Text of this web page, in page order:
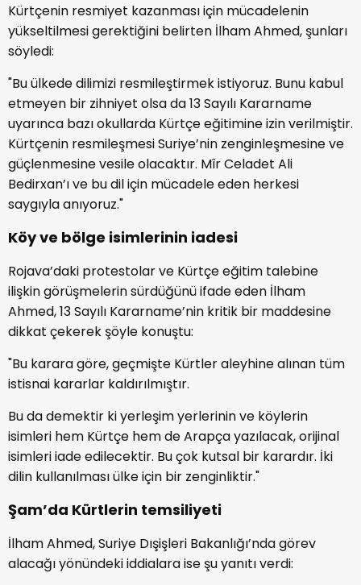
Kürtçenin resmiyet kazanması için mücadelenin
yükseltilmesi gerektiğini belirten İlham Ahmed, şunları
söyledi:
"Bu ülkede dilimizi resmileştirmek istiyoruz. Bunu kabul
etmeyen bir zihniyet olsa da 13 Sayılı Kararname
uyarınca bazı okullarda Kürtçe eğitimine izin verilmiştir.
Kürtçenin resmileşmesi Suriye’nin zenginleşmesine ve
güçlenmesine vesile olacaktır. Mîr Celadet Ali
Bedirxan’ı ve bu dil için mücadele eden herkesi
saygıyla anıyoruz."
Köy ve bölge isimlerinin iadesi
Rojava’daki protestolar ve Kürtçe eğitim talebine
ilişkin görüşmelerin sürdüğünü ifade eden İlham
Ahmed, 13 Sayılı Kararname’nin kritik bir maddesine
dikkat çekerek şöyle konuştu:
"Bu karara göre, geçmişte Kürtler aleyhine alınan tüm
istisnai kararlar kaldırılmıştır.
Bu da demektir ki yerleşim yerlerinin ve köylerin
isimleri hem Kürtçe hem de Arapça yazılacak, orijinal
isimleri iade edilecektir. Bu çok kutsal bir karardır. İki
dilin kullanılması ülke için bir zenginliktir."
Şam’da Kürtlerin temsiliyeti
İlham Ahmed, Suriye Dışişleri Bakanlığı’nda görev
alacağı yönündeki iddialara ise şu yanıtı verdi: